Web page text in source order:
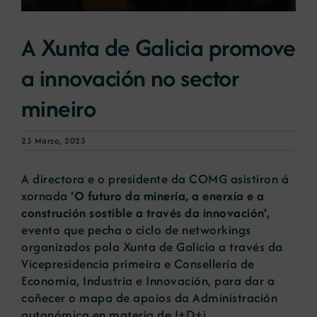
Novas
Portal de emprego
Contacto
A Xunta de Galicia promove
a innovación no sector
mineiro
23 Marzo, 2023
A directora e o presidente da COMG asistiron á
xornada ‘O futuro da minería, a enerxía e a
construción sostible a través da innovación’,
evento que pecha o ciclo de networkings
organizados pola Xunta de Galicia a través da
Vicepresidencia primeira e Consellería de
Economía, Industria e Innovación, para dar a
coñecer o mapa de apoios da Administración